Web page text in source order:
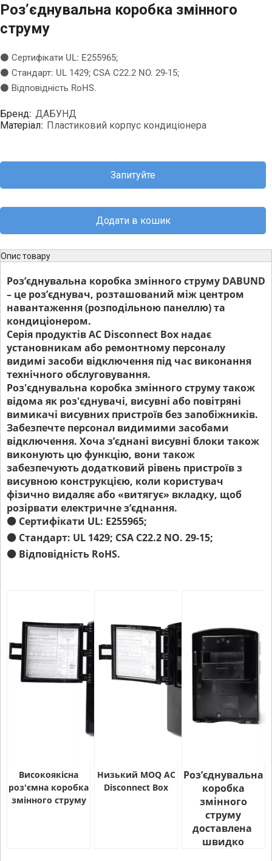
Роз’єднувальна коробка змінного
струму
⚫ Сертифікати UL: E255965;
⚫ Стандарт: UL 1429; CSA C22.2 NO. 29-15;
⚫ Відповідність RoHS.
Бренд: ДАБУНД
Матеріал: Пластиковий корпус кондиціонера
Запитуйте
Додати в кошик
Опис товару
Роз’єднувальна коробка змінного струму DABUND
– це роз’єднувач, розташований між центром
навантаження (розподільною панеллю) та
кондиціонером.
Серія продуктів AC Disconnect Box надає
установникам або ремонтному персоналу
видимі засоби відключення під час виконання
технічного обслуговування.
Роз'єднувальна коробка змінного струму також
відома як роз'єднувачі, висувні або повітряні
вимикачі висувних пристроїв без запобіжників.
Забезпечте персонал видимими засобами
відключення. Хоча з’єднані висувні блоки також
виконують цю функцію, вони також
забезпечують додатковий рівень пристроїв з
висувною конструкцією, коли користувач
фізично видаляє або «витягує» вкладку, щоб
розірвати електричне з’єднання.
⚫ Сертифікати UL: E255965;
⚫ Стандарт: UL 1429; CSA C22.2 NO. 29-15;
⚫ Відповідність RoHS.
Високоякісна
роз'ємна коробка
змінного струму
Низький MOQ AC
Disconnect Box
Роз’єднувальна
коробка
змінного
струму
доставлена ​​
швидко